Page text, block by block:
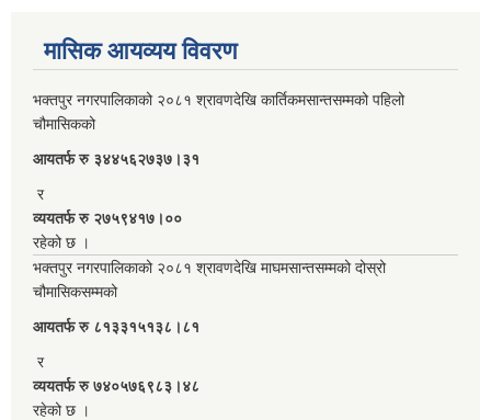
मासिक आयव्यय विवरण
भक्तपुर नगरपालिकाको २०८१ श्रावणदेखि कार्तिकमसान्तसम्मको पहिलो
चौमासिकको
आयतर्फ रु‌ ३४४५६२७३७।३१
र
व्ययतर्फ रु २७५९४१७।००
रहेको छ ।
भक्तपुर नगरपालिकाको २०८१ श्रावणदेखि माघमसान्तसम्मको दोस्रो
चौमासिकसम्मको
आयतर्फ रु‌ ८१३३१५१३८।८१
र
व्ययतर्फ रु ७४०५७६९८३।४८
रहेको छ ।